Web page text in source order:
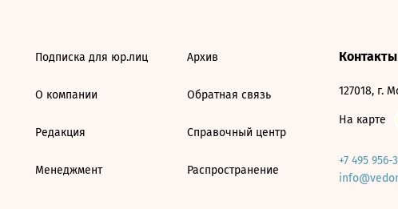
Подписка для юр.лиц
О компании
Редакция
Менеджмент
Архив
Обратная связь
Справочный центр
Распространение
Контакты
127018, г.
На карте
+7 495 956-